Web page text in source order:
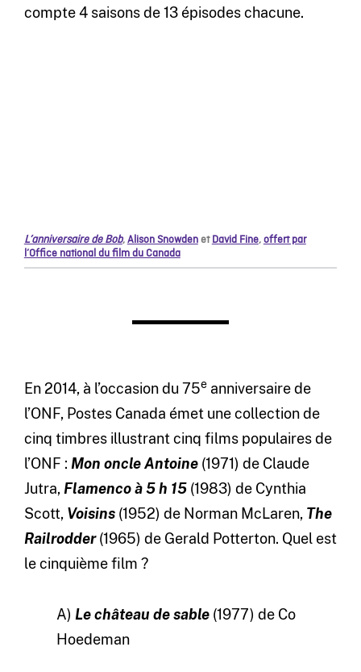
compte 4 saisons de 13 épisodes chacune.
L’anniversaire de Bob,Alison SnowdenetDavid Fine,offert par
l’Office national du film du Canada
En 2014, à l’occasion du 75eanniversaire de
l’ONF, Postes Canada émet une collection de
cinq timbres illustrant cinq films populaires de
l’ONF : Mon oncle Antoine(1971) de Claude
Jutra, Flamenco à 5 h 15(1983) de Cynthia
Scott, Voisins(1952) de Norman McLaren, The
Railrodder(1965) de Gerald Potterton. Quel est
le cinquième film ?
A) Le château de sable (1977) de Co
Hoedeman